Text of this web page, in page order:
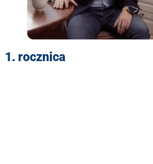
1. rocznica